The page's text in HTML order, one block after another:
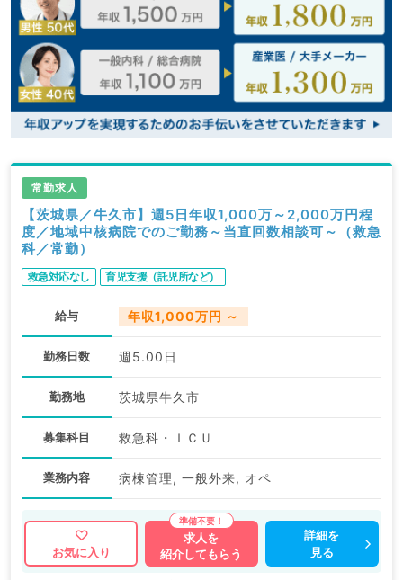
常勤求人
【茨城県／牛久市】週5日年収1,000万～2,000万円程
度／地域中核病院でのご勤務～当直回数相談可～（救急
科／常勤）
救急対応なし 育児支援（託児所など）
給与 年収1,000万円 ～
勤務日数 週5.00日
勤務地 茨城県牛久市
募集科目 救急科・ＩＣＵ
業務内容 病棟管理, 一般外来, オペ
お気に入り
求人を
紹介してもらう
詳細を
見る